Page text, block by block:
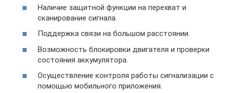
Наличие защитной функции на перехват и
сканирование сигнала.
Поддержка связи на большом расстоянии.
Возможность блокировки двигателя и проверки
состояния аккумулятора.
Осуществление контроля работы сигнализации с
помощью мобильного приложения.